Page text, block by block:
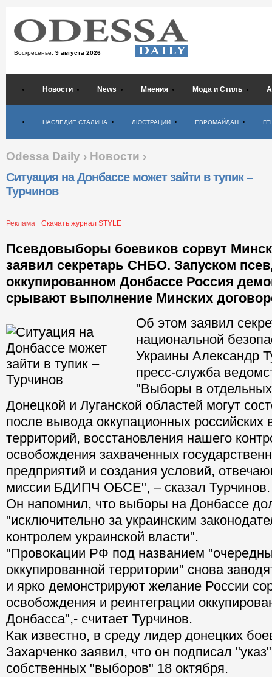
Воскресенье, 9 августа 2026
Новости News Мнения Мода и Стиль
НАСЛЕДИЕ СТАЛИНА ЛЮСТРАЦИИ ЕВРОМАЙДАН
Odessa Daily › Новости ›
Ситуация на Донбассе может зайти в тупик –
Турчинов
Реклама Скачать журнал STYLE
Псевдовыборы боевиков сорвут
заявил секретарь СНБО. Запуском
оккупированном Донбассе Россия
срывают выполнение Минских
Об этом заявил
национальной
Украины Александр
пресс-служба
"Выборы в
Донецкой и Луганской областей могут
после вывода оккупационных российских
территорий, восстановления нашего
освобождения захваченных
предприятий и создания условий,
миссии БДИПЧ ОБСЕ", – сказал Турчинов.
Он напомнил, что выборы на Донбассе
"исключительно за украинским
контролем украинской власти".
"Провокации РФ под названием
оккупированной территории" снова
и ярко демонстрируют желание России
освобождения и реинтеграции
Донбасса",- считает Турчинов.
Как известно, в среду лидер донецких
Захарченко заявил, что он подписал
собственных "выборов" 18 октября.